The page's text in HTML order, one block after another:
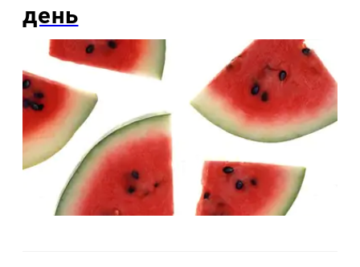
день